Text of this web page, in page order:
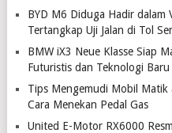
BYD M6 Diduga Hadir dalam
Tertangkap Uji Jalan di Tol
BMW iX3 Neue Klasse Siap
Futuristis dan Teknologi Baru
Tips Mengemudi Mobil
Cara Menekan Pedal Gas
United E-Motor RX6000